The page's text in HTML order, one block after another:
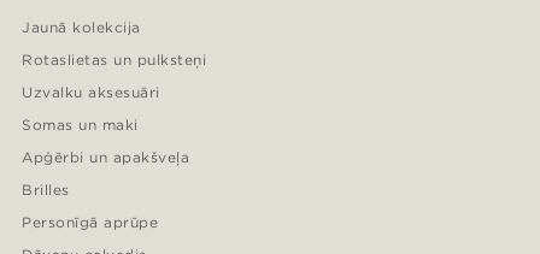
Jaunā kolekcija
Rotaslietas un pulksteņi
Uzvalku aksesuāri
Somas un maki
Apģērbi un apakšveļa
Brilles
Personīgā aprūpe